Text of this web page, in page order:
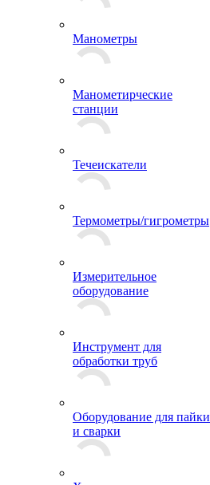
Манометры
Манометирческие
станции
Течеискатели
Термометры/гигрометры
Измерительное
оборудование
Инструмент для
обработки труб
Оборудование для пайки
и сварки